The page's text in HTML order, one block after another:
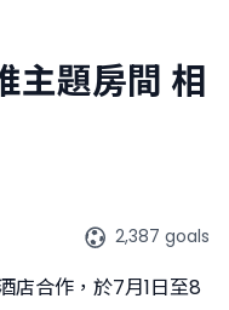
主題房間 相
2,387 goals
店合作，於7月1日至8